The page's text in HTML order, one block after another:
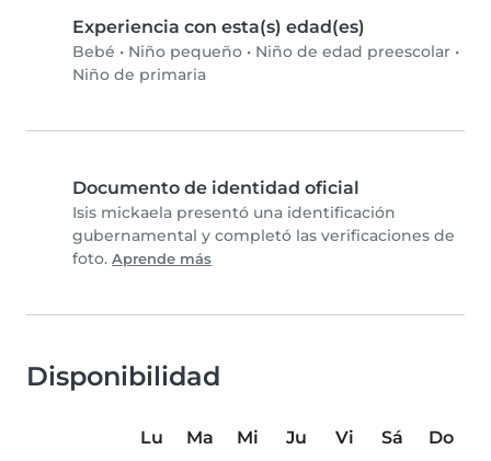
Experiencia con esta(s) edad(es)
Bebé • Niño pequeño • Niño de edad preescolar •
Niño de primaria
Documento de identidad oficial
Isis mickaela presentó una identificación
gubernamental y completó las verificaciones de
foto. Aprende más
Disponibilidad
Lu Ma Mi Ju Vi Sá
Do